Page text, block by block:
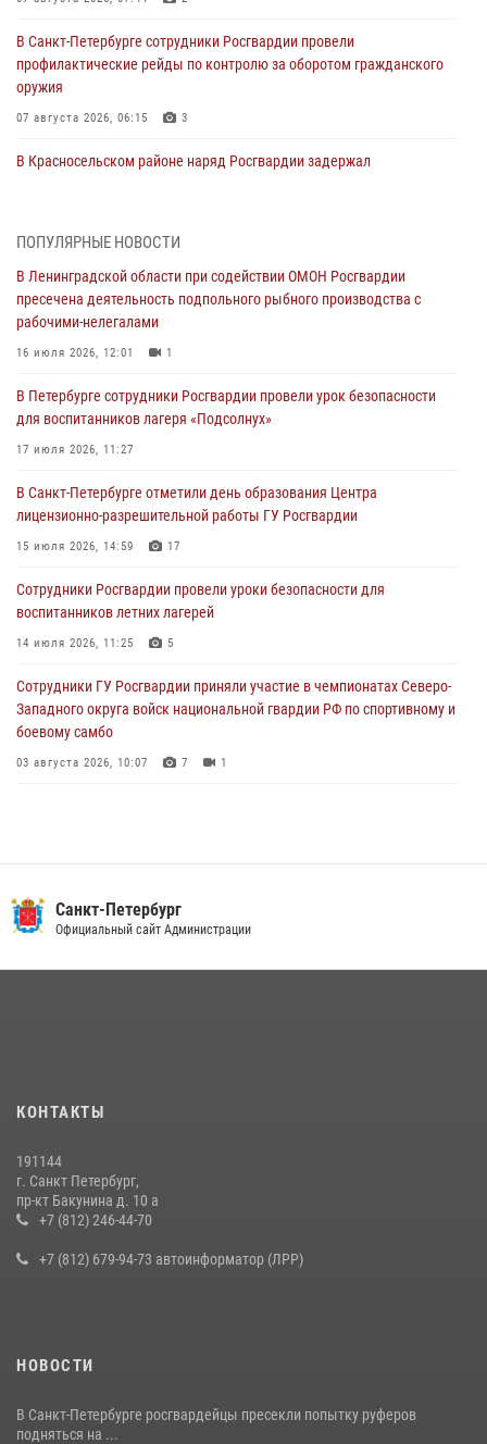
В Санкт-Петербурге сотрудники Росгвардии провели
профилактические рейды по контролю за оборотом гражданского
оружия
07 августа 2026, 06:15 3
В Красносельском районе наряд Росгвардии задержал
06 августа 2026, 13:39 1
В Центральном районе росгвардейцы оперативно задержали
хулигана, стрелявшего из пускового устройства рядом с жилыми
домами
06 августа 2026, 11:36
Сотрудники и военнослужащие Росгвардии обеспечили
правопорядок при проведении матча "Зенит" - "Балтика"
06 августа 2026, 07:30
В Выборгском районе наряд Росгвардии обнаружил
разыскиваемый преступный автотранспорт
05 августа 2026, 12:25 2
Петербургские росгвардейцы обнаружили объявленный в розыск
автомобиль, ранее использовавшийся при совершении кражи в
Ленобласти
ПОПУЛЯРНЫЕ НОВОСТИ
В Ленинградской области при содействии ОМОН Росгвардии
пресечена деятельность подпольного рыбного производства с
рабочими-нелегалами
16 июля 2026, 12:01 1
В Петербурге сотрудники Росгвардии провели урок безопасности
для воспитанников лагеря «Подсолнух»
17 июля 2026, 11:27
В Санкт-Петербурге отметили день образования Центра
лицензионно-разрешительной работы ГУ Росгвардии
15 июля 2026, 14:59 17
Сотрудники Росгвардии провели уроки безопасности для
воспитанников летних лагерей
14 июля 2026, 11:25 5
Сотрудники ГУ Росгвардии приняли участие в чемпионатах Северо-
Западного округа войск национальной гвардии РФ по спортивному и
боевому самбо
03 августа 2026, 10:07 7 1
В Красногвардейском районе росгвардейцы задержали хулигана,
угрожавшего мужчине пневматическим пистолетом
на III Международном петербургском цифровом форуме
В Ленобласти сотрудники Росгвардии провели встречу с
воспитанниками детского клуба «Умные каникулы»
Санкт-Петербург
Официальный сайт Администрации
КОНТАКТЫ
191144
г. Санкт Петербург,
пр-кт Бакунина д. 10 а
+7 (812) 246-44-70
+7 (812) 679-94-73 автоинформатор (ЛРР)
НОВОСТИ
В Санкт-Петербурге росгвардейцы пресекли попытку руферов
подняться на ...